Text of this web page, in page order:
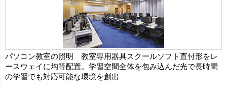
パソコン教室の照明 教室専用器具スクールソフト直付形をレ
ースウェイに均等配置。学習空間全体を包み込んだ光で長時間
の学習でも対応可能な環境を創出